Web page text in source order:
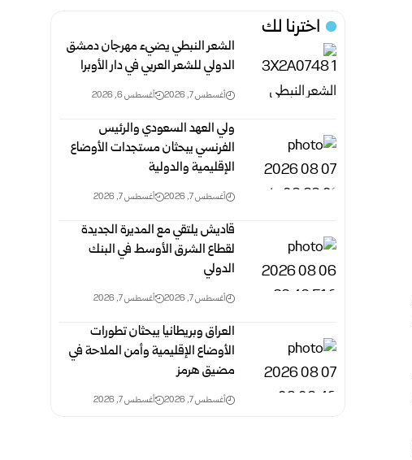
اخترنا لك
الشعر النبطي يضيء مهرجان دمشق
الدولي للشعر العربي في دار الأوبرا
أغسطس 7, 2026 أغسطس 6, 2026
ولي العهد السعودي والرئيس
الفرنسي يبحثان مستجدات الأوضاع
الإقليمية والدولية
أغسطس 7, 2026 أغسطس 7, 2026
قاديش يلتقي مع المديرة الجديدة
لقطاع الشرق الأوسط في البنك
الدولي
أغسطس 7, 2026 أغسطس 7, 2026
العراق وبريطانيا يبحثان تطورات
الأوضاع الإقليمية وأمن الملاحة في
مضيق هرمز
أغسطس 7, 2026 أغسطس 7, 2026